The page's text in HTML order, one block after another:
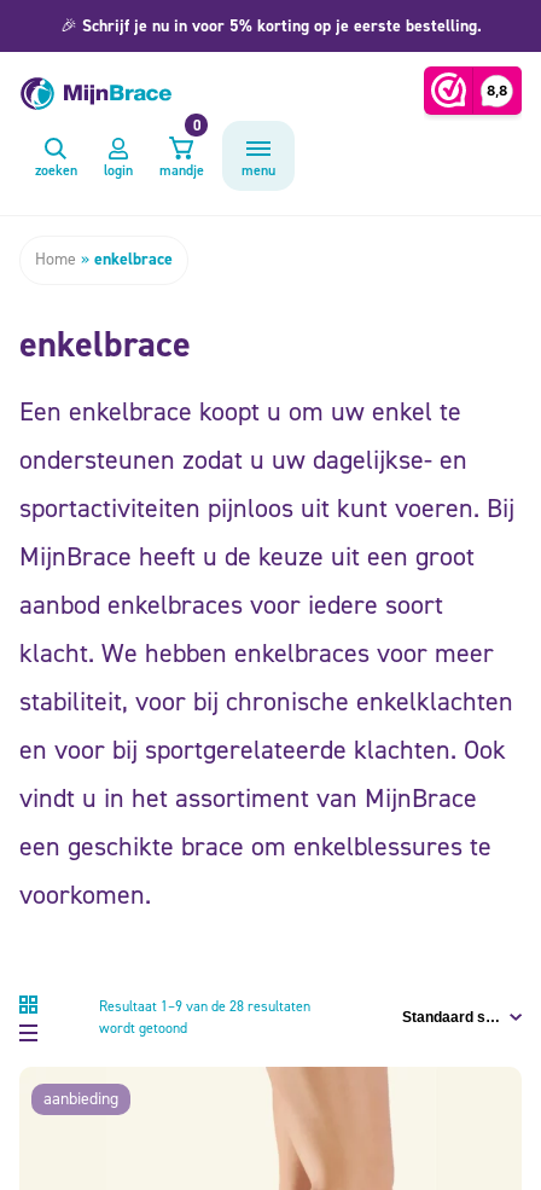
🎉 Schrijf je nu in voor 5% korting op je eerste bestelling.
zoeken login mandje
0
menu
Home » enkelbrace
enkelbrace
Een enkelbrace koopt u om uw enkel te
ondersteunen zodat u uw dagelijkse- en
sportactiviteiten pijnloos uit kunt voeren. Bij
MijnBrace heeft u de keuze uit een groot
aanbod enkelbraces voor iedere soort
klacht. We hebben enkelbraces voor meer
stabiliteit, voor bij chronische enkelklachten
en voor bij sportgerelateerde klachten. Ook
vindt u in het assortiment van MijnBrace
een geschikte brace om enkelblessures te
voorkomen.
Resultaat 1–9 van de 28 resultaten
wordt getoond
aanbieding